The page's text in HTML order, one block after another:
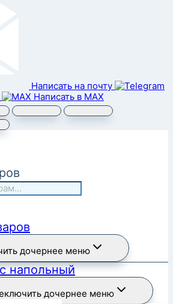
Написать на почту
Написать в MAX
дочернее меню
напольный
дочернее меню